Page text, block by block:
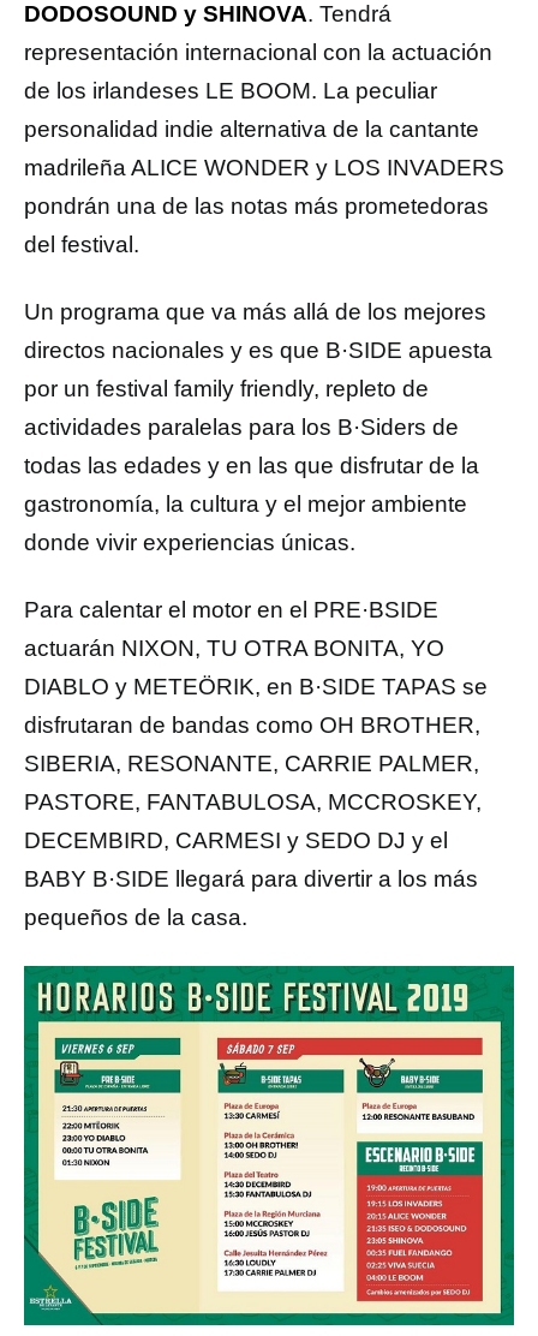
DODOSOUND y SHINOVA. Tendrá
representación internacional con la actuación
de los irlandeses LE BOOM. La peculiar
personalidad indie alternativa de la cantante
madrileña ALICE WONDER y LOS INVADERS
pondrán una de las notas más prometedoras
del festival.
Un programa que va más allá de los mejores
directos nacionales y es que B·SIDE apuesta
por un festival family friendly, repleto de
actividades paralelas para los B·Siders de
todas las edades y en las que disfrutar de la
gastronomía, la cultura y el mejor ambiente
donde vivir experiencias únicas.
Para calentar el motor en el PRE·BSIDE
actuarán NIXON, TU OTRA BONITA, YO
DIABLO y METEÖRIK, en B·SIDE TAPAS se
disfrutaran de bandas como OH BROTHER,
SIBERIA, RESONANTE, CARRIE PALMER,
PASTORE, FANTABULOSA, MCCROSKEY,
DECEMBIRD, CARMESI y SEDO DJ y el
BABY B·SIDE llegará para divertir a los más
pequeños de la casa.